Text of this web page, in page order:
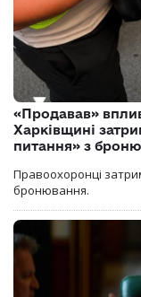
«Продавав»
Харківщині
питання» з
Правоохоронці
бронювання.